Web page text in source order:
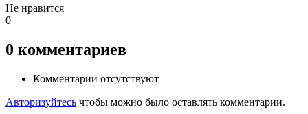
Не нравится
0
0 комментариев
Комментарии отсутствуют
Авторизуйтесь чтобы можно было оставлять комментарии.